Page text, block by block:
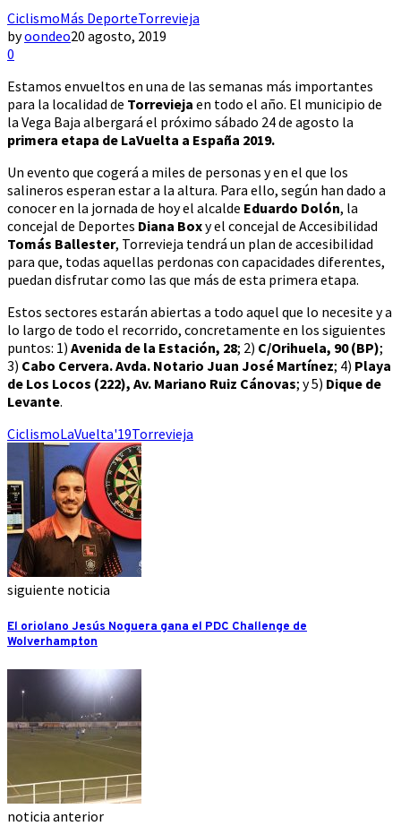
CiclismoMás DeporteTorrevieja
byoondeo20 agosto, 2019
0
Estamos envueltos en una de las semanas más importantes
para la localidad de Torrevieja en todo el año. El municipio de
la Vega Baja albergará el próximo sábado 24 de agosto la
primera etapa de LaVuelta a España 2019.
Un evento que cogerá a miles de personas y en el que los
salineros esperan estar a la altura. Para ello, según han dado a
conocer en la jornada de hoy el alcalde Eduardo Dolón, la
concejal de Deportes Diana Boxy el concejal de Accesibilidad
Tomás Ballester, Torrevieja tendrá un plan de accesibilidad
para que, todas aquellas perdonas con capacidades diferentes,
puedan disfrutar como las que más de esta primera etapa.
Estos sectores estarán abiertas a todo aquel que lo necesite y a
lo largo de todo el recorrido, concretamente en los siguientes
puntos: 1) Avenida de la Estación, 28; 2) C/Orihuela, 90 (BP);
3) Cabo Cervera. Avda. Notario Juan José Martínez; 4) Playa
de Los Locos (222), Av. Mariano Ruiz Cánovas; y 5) Dique de
Levante.
CiclismoLaVuelta'19Torrevieja
siguiente noticia
El oriolano Jesús Noguera gana el PDC Challenge de
Wolverhampton
noticia anterior